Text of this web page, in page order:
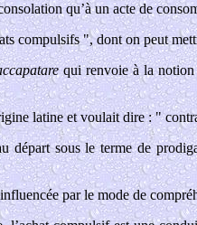
qu’à un acte de
compulsifs ", dont on peut
qui renvoie à la notion
latine et voulait dire : "
départ sous le terme de
par le mode de